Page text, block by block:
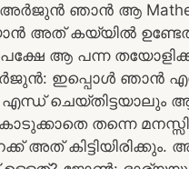
ഞാൻ ആ
അത് കയ്യിൽ ഉണ്ടേൽ
പക്ഷേ ആ പന്ന
അർജുൻ: ഇപ്പൊൾ ഞാൻ
എന്ധ് ചെയ്തിട്ടയാലും
തന്നെ
അത്